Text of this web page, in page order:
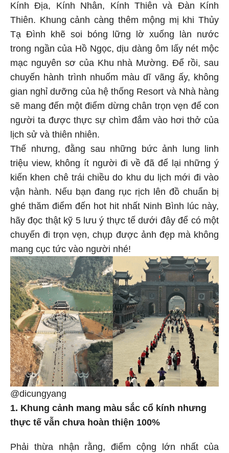
Kính Địa, Kính Nhân, Kính Thiên và Đàn Kính
Thiên. Khung cảnh càng thêm mộng mị khi Thủy
Tạ Đình khẽ soi bóng lững lờ xuống làn nước
trong ngần của Hồ Ngọc, dịu dàng ôm lấy nét mộc
mạc nguyên sơ của Khu nhà Mường. Để rồi, sau
chuyến hành trình nhuốm màu dĩ vãng ấy, không
gian nghỉ dưỡng của hệ thống Resort và Nhà hàng
sẽ mang đến một điểm dừng chân trọn vẹn để con
người ta được thực sự chìm đắm vào hơi thở của
lịch sử và thiên nhiên.
Thế nhưng, đằng sau những bức ảnh lung linh
triệu view, không ít người đi về đã để lại những ý
kiến khen chê trái chiều do khu du lịch mới đi vào
vận hành. Nếu bạn đang rục rịch lên đồ chuẩn bị
ghé thăm điểm đến hot hit nhất Ninh Bình lúc này,
hãy đọc thật kỹ 5 lưu ý thực tế dưới đây để có một
chuyến đi trọn vẹn, chụp được ảnh đẹp mà không
mang cục tức vào người nhé!
@dicungyang
1. Khung cảnh mang màu sắc cổ kính nhưng
thực tế vẫn chưa hoàn thiện 100%
Phải thừa nhận rằng, điểm cộng lớn nhất của